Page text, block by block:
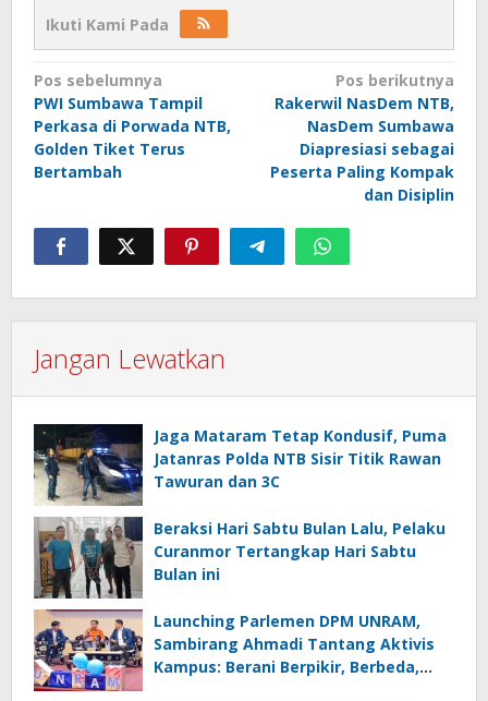
Ikuti Kami Pada
Navigasi
pos
Pos sebelumnya
PWI Sumbawa Tampil
Perkasa di Porwada NTB,
Golden Tiket Terus
Bertambah
Pos berikutnya
Rakerwil NasDem NTB,
NasDem Sumbawa
Diapresiasi sebagai
Peserta Paling Kompak
dan Disiplin
Jangan Lewatkan
Jaga Mataram Tetap Kondusif, Puma
Jatanras Polda NTB Sisir Titik Rawan
Tawuran dan 3C
Beraksi Hari Sabtu Bulan Lalu, Pelaku
Curanmor Tertangkap Hari Sabtu
Bulan ini
Launching Parlemen DPM UNRAM,
Sambirang Ahmadi Tantang Aktivis
Kampus: Berani Berpikir, Berbeda,